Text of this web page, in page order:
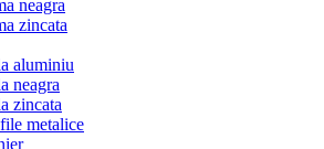
neagra
zincata
aluminiu
neagra
zincata
metalice